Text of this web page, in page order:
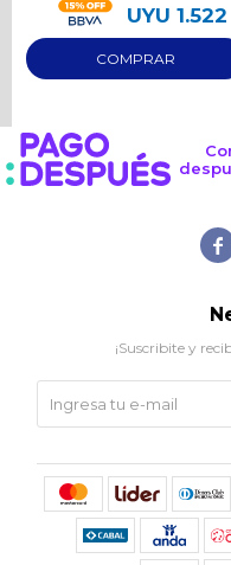
UYU 1.522

¡Suscribite y